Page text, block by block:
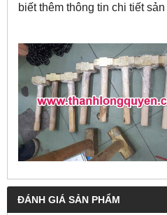
biết thêm thông tin chi tiết
ĐÁNH GIÁ SẢN PHẨM